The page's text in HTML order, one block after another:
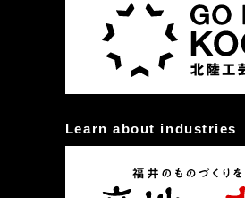
Learn about industries